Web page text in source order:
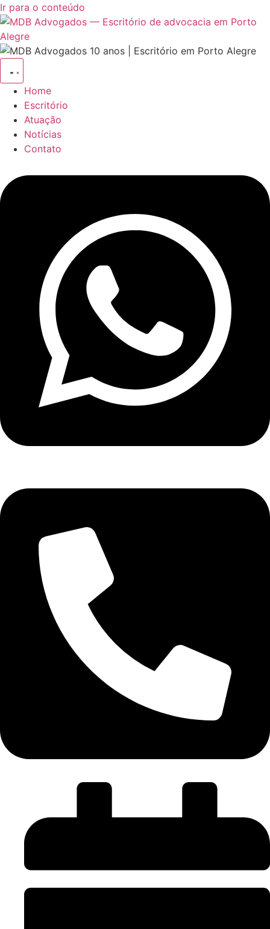
Ir para o conteúdo
Home
Escritório
Atuação
Notícias
Contato